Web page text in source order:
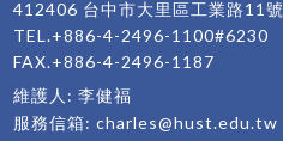
412406 台中市大里區工業路11號
TEL.+886-4-2496-1100#6230
FAX.+886-4-2496-1187
維護人: 李健福
服務信箱:charles@hust.edu.tw